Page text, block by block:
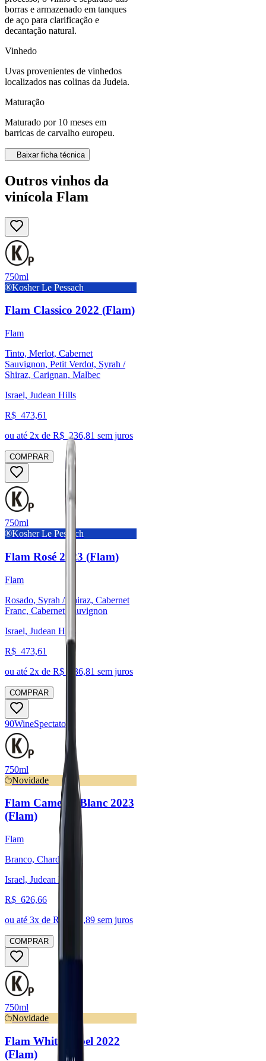
borras e armazenado em tanques
de aço para clarificação e
decantação natural.
Vinhedo
Uvas provenientes de vinhedos
localizados nas colinas da Judeia.
Maturação
Maturado por 10 meses em
barricas de carvalho europeu.
Baixar ficha técnica
Outros vinhos da
vinícola Flam
750ml
Kosher Le Pessach
Flam Classico 2022 (Flam)
Flam
Tinto, Merlot, Cabernet
Sauvignon, Petit Verdot, Syrah /
Shiraz, Carignan, Malbec
Israel, Judean Hills
R$ 473,61
ou até 2x de R$ 236,81 sem juros
COMPRAR
750ml
Kosher Le Pessach
Flam Rosé 2023 (Flam)
Flam
Rosado, Syrah / Shiraz, Cabernet
Franc, Cabernet Sauvignon
Israel, Judean Hills
R$ 473,61
ou até 2x de R$ 236,81 sem juros
COMPRAR
90WineSpectator
750ml
Novidade
Flam Camellia Blanc 2023
(Flam)
Flam
Branco, Chardonnay
Israel, Judean Hills
R$ 626,66
ou até 3x de R$ 208,89 sem juros
COMPRAR
750ml
Novidade
Flam White Label 2022
(Flam)